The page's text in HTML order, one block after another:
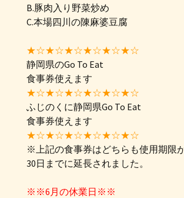
B.豚肉入り野菜炒め
C.本場四川の陳麻婆豆腐
★☆★☆★☆★☆★☆★☆
静岡県のGo To Eat
食事券使えます
★☆★☆★☆★☆★☆★☆
ふじのくに静岡県Go To Eat
食事券使えます
★☆★☆★☆★☆★☆★☆
※上記の食事券はどちらも使用期限
30日までに延長されました。
※※6月の休業日※※